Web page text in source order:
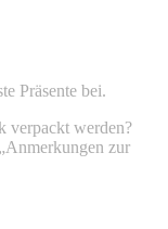
Präsente bei.
verpackt werden?
zur